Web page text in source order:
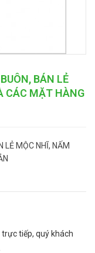
BÁN LẺ
CÁC MẶT HÀNG
LẺ MỘC NHĨ, NẤM
tiếp, quý khách